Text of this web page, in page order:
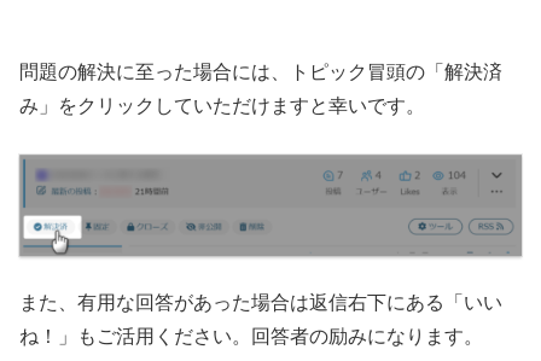
問題の解決に至った場合には、トピック冒頭の「解決済
み」をクリックしていただけますと幸いです。
また、有用な回答があった場合は返信右下にある「いい
ね！」もご活用ください。回答者の励みになります。